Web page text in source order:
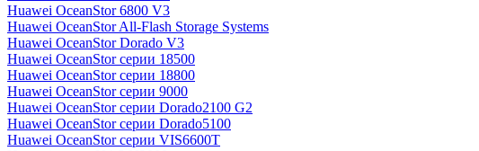
Huawei OceanStor 6800 V3
Huawei OceanStor All-Flash Storage Systems
Huawei OceanStor Dorado V3
Huawei OceanStor серии 18500
Huawei OceanStor серии 18800
Huawei OceanStor серии 9000
Huawei OceanStor серии Dorado2100 G2
Huawei OceanStor серии Dorado5100
Huawei OceanStor серии VIS6600T